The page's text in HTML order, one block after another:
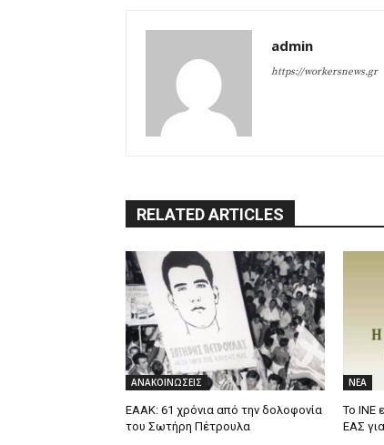
admin
https://workersnews.gr
RELATED ARTICLES
ΑΝΑΚΟΙΝΩΣΕΙΣ
ΕΑΑΚ: 61 χρόνια από την δολοφονία
του Σωτήρη Πέτρουλα
ΝΕΑ
Το ΙΝΕ
ΕΑΣ